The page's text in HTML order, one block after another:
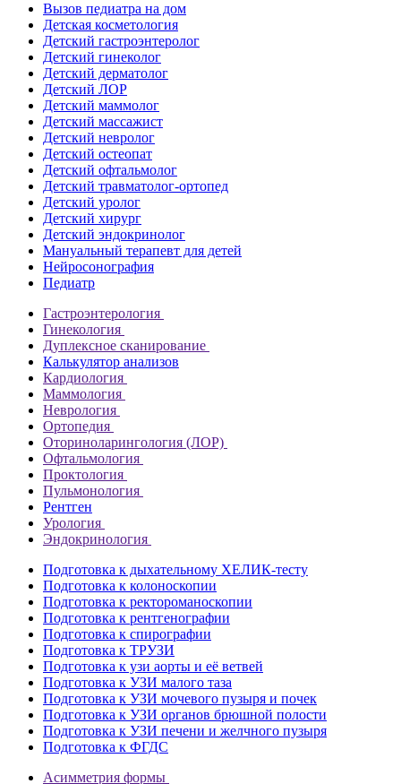
Вызов педиатра на дом
Детская косметология
Детский гастроэнтеролог
Детский гинеколог
Детский дерматолог
Детский ЛОР
Детский маммолог
Детский массажист
Детский невролог
Детский остеопат
Детский офтальмолог
Детский травматолог-ортопед
Детский уролог
Детский хирург
Детский эндокринолог
Мануальный терапевт для детей
Нейросонография
Педиатр
Гастроэнтерология
Гинекология
Дуплексное сканирование
Калькулятор анализов
Кардиология
Маммология
Неврология
Ортопедия
Оториноларингология (ЛОР)
Офтальмология
Проктология
Пульмонология
Рентген
Урология
Эндокринология
Подготовка к дыхательному ХЕЛИК-тесту
Подготовка к колоноскопии
Подготовка к ректороманоскопии
Подготовка к рентгенографии
Подготовка к спирографии
Подготовка к ТРУЗИ
Подготовка к узи аорты и её ветвей
Подготовка к УЗИ малого таза
Подготовка к УЗИ мочевого пузыря и почек
Подготовка к УЗИ органов брюшной полости
Подготовка к УЗИ печени и желчного пузыря
Подготовка к ФГДС
Асимметрия формы